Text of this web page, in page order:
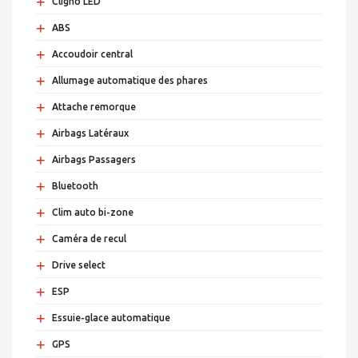
+ ABS
+ Accoudoir central
+ Allumage automatique des phares
+ Attache remorque
+ Airbags Latéraux
+ Airbags Passagers
+ Bluetooth
+ Clim auto bi-zone
+ Caméra de recul
+ Drive select
+ ESP
+ Essuie-glace automatique
+ GPS